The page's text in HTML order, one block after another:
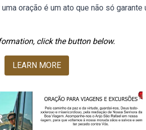
oração é um ato que não só garante
click the button below.
LEARN MORE